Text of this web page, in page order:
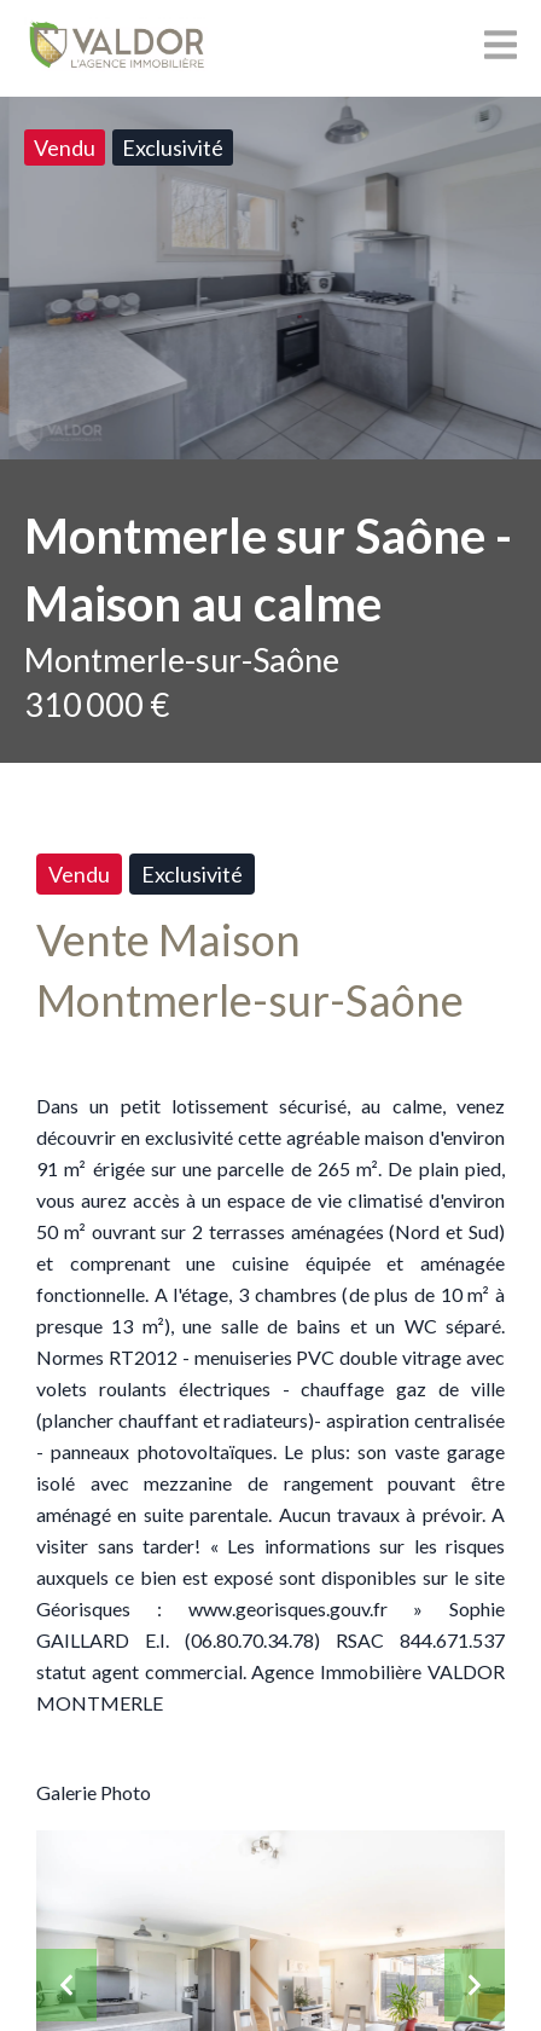
Vendu Exclusivité
Montmerle sur Saône -
Maison au calme
Montmerle-sur-Saône
310 000 €
Vendu Exclusivité
Vente Maison
Montmerle-sur-Saône
Dans un petit lotissement sécurisé, au calme, venez
découvrir en exclusivité cette agréable maison d'environ
91 m² érigée sur une parcelle de 265 m². De plain pied,
vous aurez accès à un espace de vie climatisé d'environ
50 m² ouvrant sur 2 terrasses aménagées (Nord et Sud)
et comprenant une cuisine équipée et aménagée
fonctionnelle. A l'étage, 3 chambres (de plus de 10 m² à
presque 13 m²), une salle de bains et un WC séparé.
Normes RT2012 - menuiseries PVC double vitrage avec
volets roulants électriques - chauffage gaz de ville
(plancher chauffant et radiateurs)- aspiration centralisée
- panneaux photovoltaïques. Le plus: son vaste garage
isolé avec mezzanine de rangement pouvant être
aménagé en suite parentale. Aucun travaux à prévoir. A
visiter sans tarder! « Les informations sur les risques
auxquels ce bien est exposé sont disponibles sur le site
Géorisques : www.georisques.gouv.fr » Sophie
GAILLARD E.I. (06.80.70.34.78) RSAC 844.671.537
statut agent commercial. Agence Immobilière VALDOR
MONTMERLE
Galerie Photo